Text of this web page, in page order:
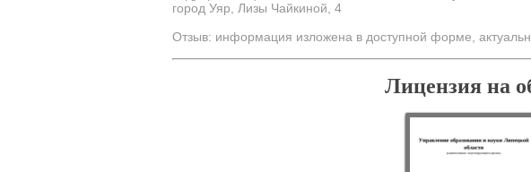
город Уяр, Лизы Чайкиной, 4
Отзыв: информация изложена в доступной форме,
Лицензия на